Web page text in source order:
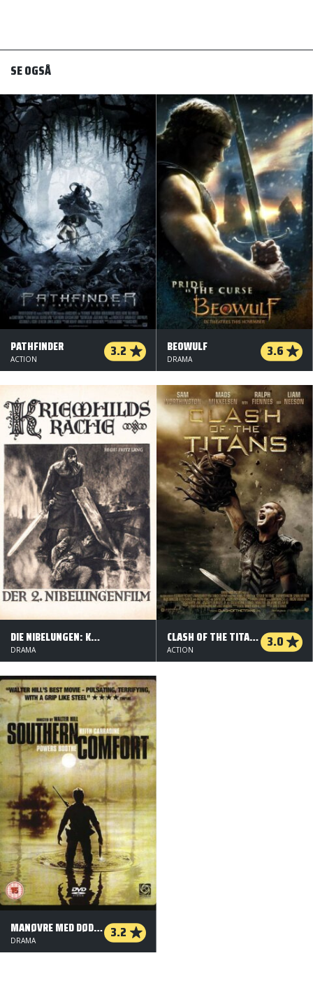
SE OGSÅ
PATHFINDER 3.2
ACTION
BEOWULF 3.6
DRAMA
DIE NIBELUNGEN: KRIEMHILDES HÆVN
DRAMA
CLASH OF THE TITANS - TITANERNES KAMP 3.0
ACTION
MANØVRE MED DØDEN 3.2
DRAMA